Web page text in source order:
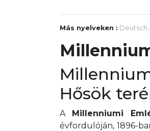
Más nyelveken : Deutsch,
Hősök
A Millenniumi
évfordulóján, 1896-